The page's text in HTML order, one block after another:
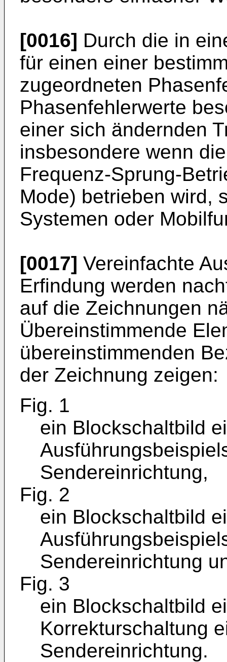
[0016] Durch die in
für einen einer
zugeordneten
Phasenfehlerwerte
einer sich ändernden
insbesondere wenn
Frequenz-Sprung-
Mode) betrieben wird,
Systemen oder
[0017] Vereinfachte
Erfindung werden
auf die Zeichnungen
Übereinstimmende
übereinstimmenden
der Zeichnung zeigen:
Fig. 1
ein Blockschaltbild
Sendereinrichtung,
Fig. 2
ein Blockschaltbild
Sendereinrichtung
Fig. 3
ein Blockschaltbild
Korrekturschaltung
Sendereinrichtung.